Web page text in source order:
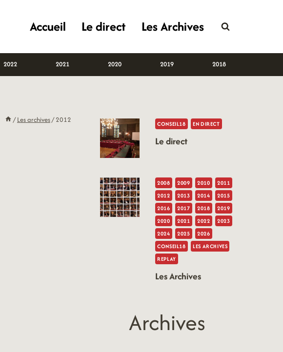
Accueil Le direct Les Archives
2022 2021 2020 2019 2018
/ Les archives/ 2012 CONSEIL18 EN DIRECT
Le direct
2008 2009 2010
2011
2012
2013 2014
2015
2016
2017 2018
2019
2020
2021 2022
2023
2024
2025
2026
CONSEIL18
LES ARCHIVES
REPLAY
Les Archives
Archives